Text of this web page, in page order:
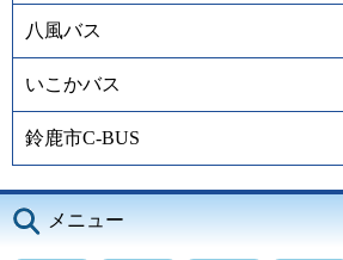
八風バス
いこかバス
鈴鹿市C-BUS
メニュー